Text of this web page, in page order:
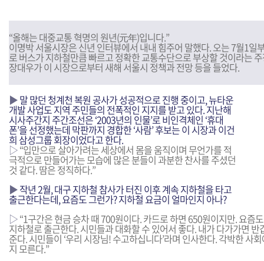
복 기 변
기
변
기
“올해는 대중교통 혁명의 원년(元年)입니다.”
이명박 서울시장은 신년 인터뷰에서 내내 힘주어 말했다. 오는 7월1일
로 버스가 지하철만큼 빠르고 정확한 교통수단으로 부상할 것이라는
장대우가 이 시장으로부터 새해 서울시 정책과 전망 등을 들었다.
▶말 많던 청계천 복원 공사가 성공적으로 진행 중이고, 뉴타운
개발 사업도 지역 주민들의 전폭적인 지지를 받고 있다. 지난해
시사주간지 주간조선은 ‘2003년의 인물’로 비인격체인 ‘휴대
폰’을 선정했는데 막판까지 경합한 ‘사람’ 후보는 이 시장과 이건
희 삼성그룹 회장이었다고 한다.
▷“입만으로 살아가려는 세상에서 몸을 움직이며 무언가를 적
극적으로 만들어가는 모습에 많은 분들이 과분한 찬사를 주셨던
것 같다. 땀은 정직하다.”
▶작년 2월, 대구 지하철 참사가 터진 이후 계속 지하철을 타고
출근한다는데, 요즘도 그런가? 지하철 요금이 얼마인지 아나?
▷“1구간은 현금 승차 때 700원이다. 카드로 하면 650원이지만. 요즘
지하철로 출근한다. 시민들과 대화할 수 있어서 좋다. 내가 다가가면
준다. 시민들이 ‘우리 시장님! 수고하십니다’라며 인사한다. 각박한 사
지 모른다.”